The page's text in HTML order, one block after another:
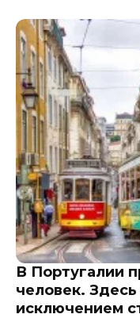
В Португалии
человек.
исключением